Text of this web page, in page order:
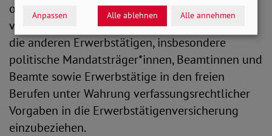
obligatorischen Alterssicherungssystem
versichert sind. In weiteren Schritten sind auch
die anderen Erwerbstätigen, insbesondere
politische Mandatsträger*innen, Beamtinnen und
Beamte sowie Erwerbstätige in den freien
Berufen unter Wahrung verfassungsrechtlicher
Vorgaben in die Erwerbstätigenversicherung
einzubeziehen.
Anpassen Alle ablehnen Alle annehmen